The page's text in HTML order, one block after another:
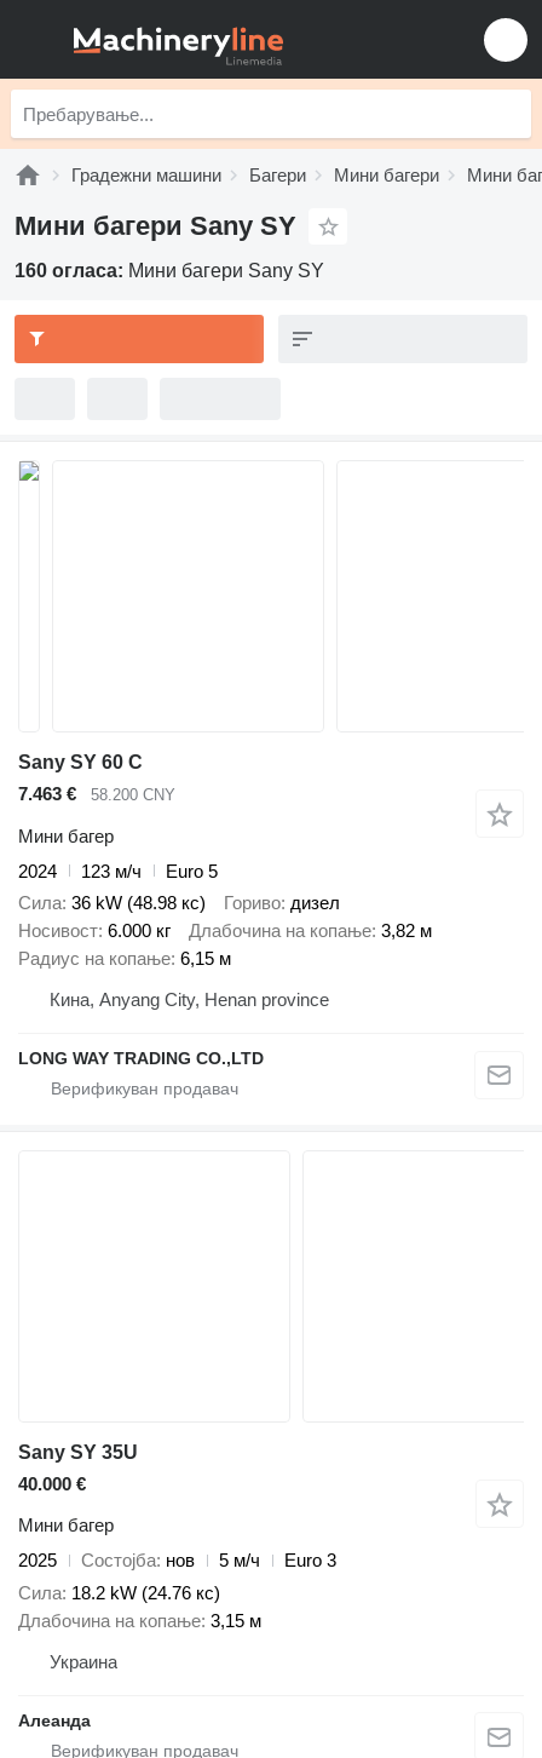
Градежни машини Багери Мини багери Мини
Мини багери Sany SY
160 огласа: Мини багери Sany SY
Sany SY 60 C
7.463 €
58.200 CNY
Мини багер
2024
123 м/ч
Euro 5
Сила 36 kW (48.98 кс) Гориво дизел
Носивост 6.000 кг Длабочина на копање 3,82 м
Радиус на копање 6,15 м
Кина, Anyang City, Henan province
LONG WAY TRADING CO.,LTD
Sany SY 35U
40.000 €
Мини багер
2025
Состојба нов 5 м/ч
Euro 3
Сила 18.2 kW (24.76 кс)
Длабочина на копање 3,15 м
Украина
Алеанда